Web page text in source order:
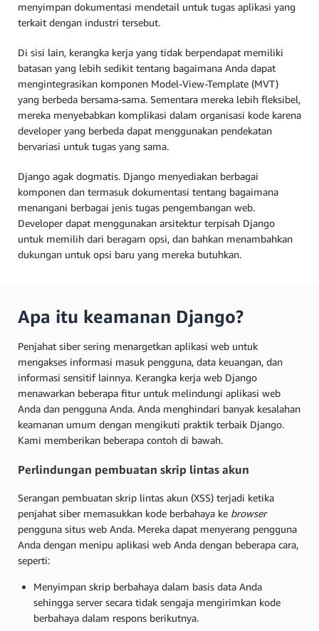
menyimpan dokumentasi mendetail untuk tugas aplikasi yang
terkait dengan industri tersebut.
Di sisi lain, kerangka kerja yang tidak berpendapat memiliki
batasan yang lebih sedikit tentang bagaimana Anda dapat
mengintegrasikan komponen Model-View-Template (MVT)
yang berbeda bersama-sama. Sementara mereka lebih fleksibel,
mereka menyebabkan komplikasi dalam organisasi kode karena
developer yang berbeda dapat menggunakan pendekatan
bervariasi untuk tugas yang sama.
Django agak dogmatis. Django menyediakan berbagai
komponen dan termasuk dokumentasi tentang bagaimana
menangani berbagai jenis tugas pengembangan web.
Developer dapat menggunakan arsitektur terpisah Django
untuk memilih dari beragam opsi, dan bahkan menambahkan
dukungan untuk opsi baru yang mereka butuhkan.
Apa itu keamanan Django?
Penjahat siber sering menargetkan aplikasi web untuk
mengakses informasi masuk pengguna, data keuangan, dan
informasi sensitif lainnya. Kerangka kerja web Django
menawarkan beberapa fitur untuk melindungi aplikasi web
Anda dan pengguna Anda. Anda menghindari banyak kesalahan
keamanan umum dengan mengikuti praktik terbaik Django.
Kami memberikan beberapa contoh di bawah.
Perlindungan pembuatan skrip lintas akun
Serangan pembuatan skrip lintas akun (XSS) terjadi ketika
penjahat siber memasukkan kode berbahaya ke browser
pengguna situs web Anda. Mereka dapat menyerang pengguna
Anda dengan menipu aplikasi web Anda dengan beberapa cara,
seperti:
Menyimpan skrip berbahaya dalam basis data Anda
sehingga server secara tidak sengaja mengirimkan kode
berbahaya dalam respons berikutnya.